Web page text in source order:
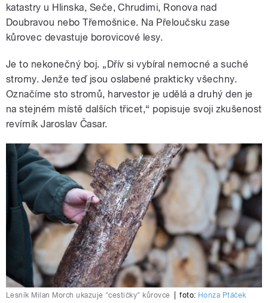
katastry u Hlinska, Seče, Chrudimi, Ronova nad
Doubravou nebo Třemošnice. Na Přeloučsku zase
kůrovec devastuje borovicové lesy.
Je to nekonečný boj. „Dřív si vybíral nemocné a suché
stromy. Jenže teď jsou oslabené prakticky všechny.
Označíme sto stromů, harvestor je udělá a druhý den je
na stejném místě dalších třicet,“ popisuje svoji zkušenost
revírník Jaroslav Časar.
Lesník Milan Morch ukazuje "cestičky" kůrovce foto: Honza Ptáček